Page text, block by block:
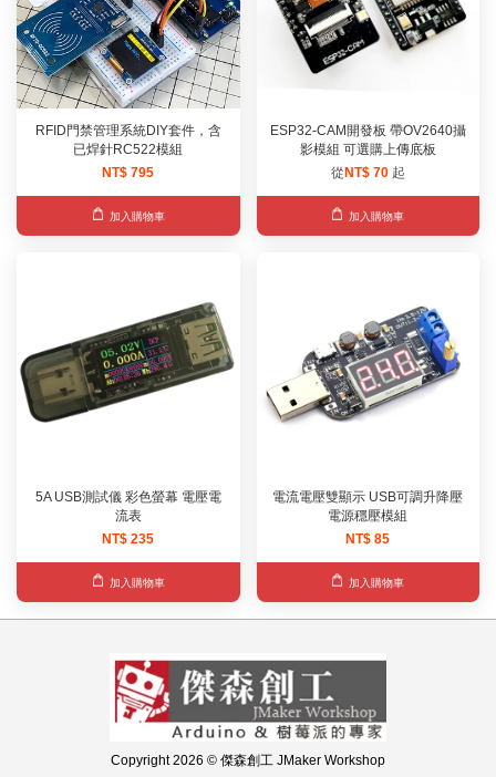
RFID門禁管理系統DIY套件，含
已焊針RC522模組
NT$ 795
加入購物車
ESP32-CAM開發板 帶OV2640攝
影模組 可選購上傳底板
從 NT$ 70 起
加入購物車
5A USB測試儀 彩色螢幕 電壓電
流表
NT$ 235
加入購物車
電流電壓雙顯示 USB可調升降壓
電源穩壓模組
NT$ 85
加入購物車
Copyright 2026 © 傑森創工 JMaker Workshop